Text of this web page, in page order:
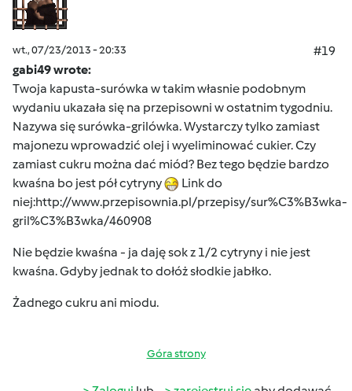
wt., 07/23/2013 - 20:33
#19
gabi49 wrote:
Twoja kapusta-surówka w takim własnie podobnym
wydaniu ukazała się na przepisowni w ostatnim tygodniu.
Nazywa się surówka-grilówka. Wystarczy tylko zamiast
majonezu wprowadzić olej i wyeliminować cukier. Czy
zamiast cukru można dać miód? Bez tego będzie bardzo
kwaśna bo jest pół cytryny
Link do
niej:http://www.przepisownia.pl/przepisy/sur%C3%B3wka-
gril%C3%B3wka/460908
Nie będzie kwaśna - ja daję sok z 1/2 cytryny i nie jest
kwaśna. Gdyby jednak to dołóż słodkie jabłko.
Żadnego cukru ani miodu.
Góra strony